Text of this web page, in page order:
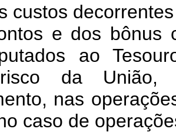
decorrentes
e dos bônus
ao
da União,
nas
caso de